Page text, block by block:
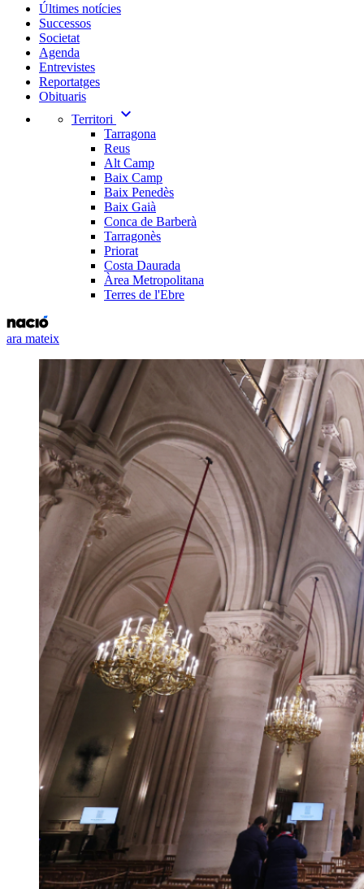
Últimes notícies
Successos
Societat
Agenda
Entrevistes
Reportatges
Obituaris
Territori
expand_more
Tarragona
Reus
Alt Camp
Baix Camp
Baix Penedès
Baix Gaià
Conca de Barberà
Tarragonès
Priorat
Costa Daurada
Àrea Metropolitana
Terres de l'Ebre
ara mateix